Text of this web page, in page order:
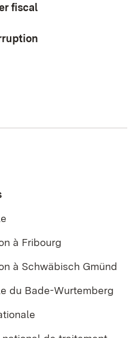
fiscal
à Fribourg
à Schwäbisch Gmünd
du Bade-Wurtemberg